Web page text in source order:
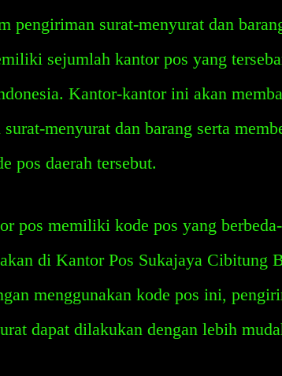
pengiriman surat-menyurat dan
sejumlah kantor pos yang
Kantor-kantor ini akan
menyurat dan barang serta
pos daerah tersebut.
pos memiliki kode pos yang
di Kantor Pos Sukajaya Cibitung
menggunakan kode pos ini,
dapat dilakukan dengan lebih